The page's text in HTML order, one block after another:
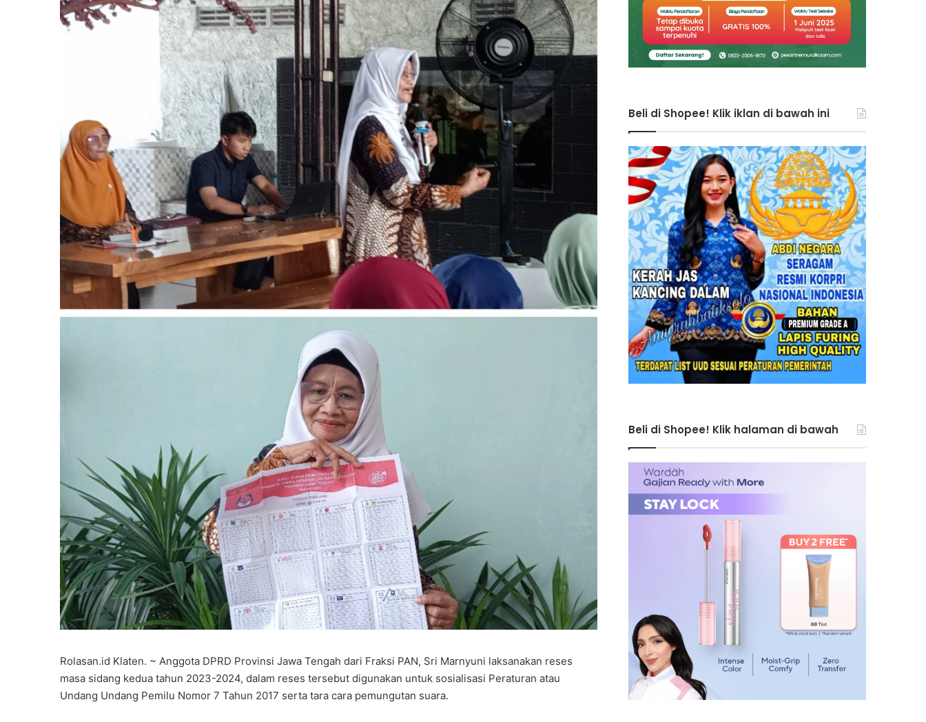
Rolasan.id Klaten. ~ Anggota DPRD Provinsi Jawa Tengah dari Fraksi PAN, Sri Marnyuni laksanakan reses
masa sidang kedua tahun 2023-2024, dalam reses tersebut digunakan untuk sosialisasi Peraturan atau
Undang Undang Pemilu Nomor 7 Tahun 2017 serta tara cara pemungutan suara.
Beli di Shopee! Klik iklan di bawah ini
Beli di Shopee! Klik halaman di bawah